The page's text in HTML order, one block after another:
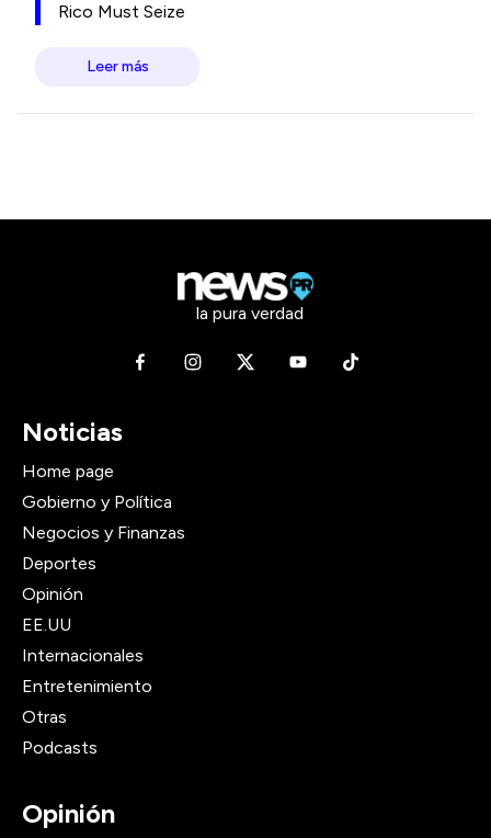
Rico Must Seize
Leer más
la pura verdad
Noticias
Home page
Gobierno y Política
Negocios y Finanzas
Deportes
Opinión
EE.UU
Internacionales
Entretenimiento
Otras
Podcasts
Opinión